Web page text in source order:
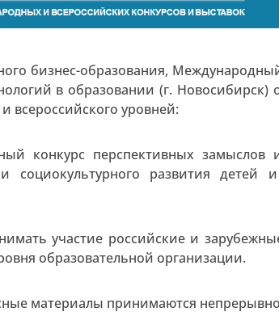
бизнес-образования,
в образовании (г.
всероссийского уровней:
конкурс перспективных замыслов
и социокультурного развития
участие российские и
образовательной организации.
материалы принимаются непрерывно